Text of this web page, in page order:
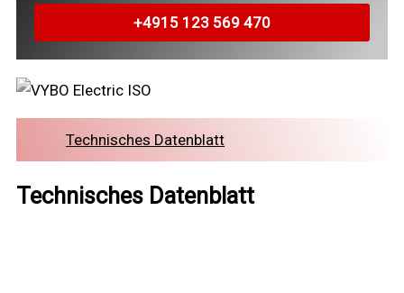
+4915 123 569 470
Technisches Datenblatt
Technisches Datenblatt